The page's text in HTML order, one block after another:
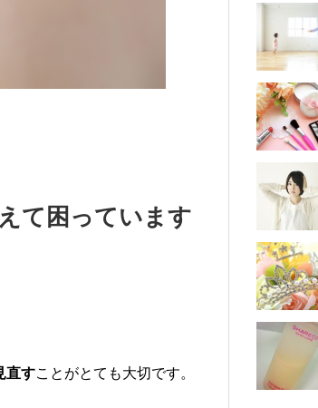
て困っています
直すことがとても大切です。